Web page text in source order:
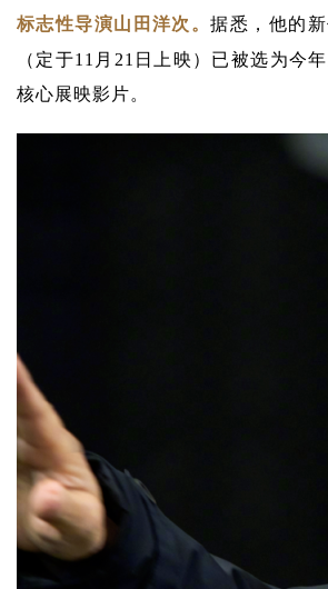
标志性导演山田洋次。据悉， 他的
（定于11月21日上映）已被选为今
核心展映影片。